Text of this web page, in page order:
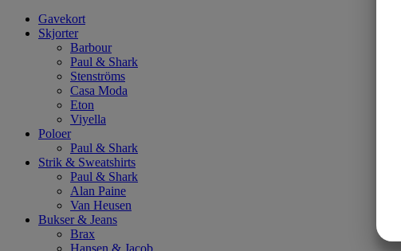
Gavekort
Skjorter
Barbour
Paul & Shark
Stenströms
Casa Moda
Eton
Viyella
Poloer
Paul & Shark
Strik & Sweatshirts
Paul & Shark
Alan Paine
Van Heusen
Bukser & Jeans
Brax
Hansen & Jacob